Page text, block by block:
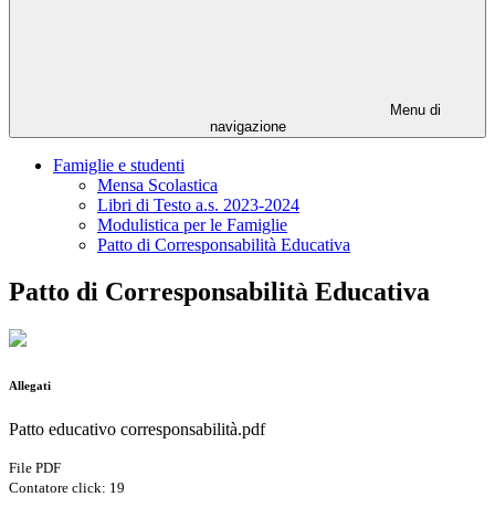
Menu di
navigazione
Famiglie e studenti
Mensa Scolastica
Libri di Testo a.s. 2023-2024
Modulistica per le Famiglie
Patto di Corresponsabilità Educativa
Patto di Corresponsabilità Educativa
Allegati
Patto educativo corresponsabilità.pdf
File PDF
Contatore click: 19